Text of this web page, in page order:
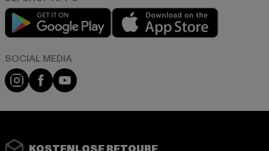
Play market
Instagram
FacebookYouTube